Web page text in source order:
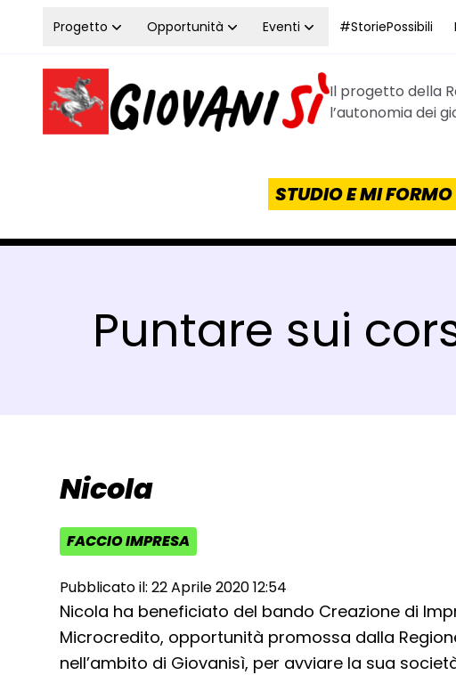
Vai al contenuto
Progetto Opportunità Eventi #StoriePossibili
Homepage Giovanisì - Progetto della Regione Toscana
Il progetto della
l’autonomia dei
STUDIO E MI FORMO
Puntare sui
Nicola
AREA TEMATICA:
FACCIO IMPRESA
Pubblicato il: 22 Aprile 2020 12:54
Nicola ha beneficiato del bando Creazione di
Microcredito, opportunità promossa dalla
nell’ambito di Giovanisì, per avviare la sua